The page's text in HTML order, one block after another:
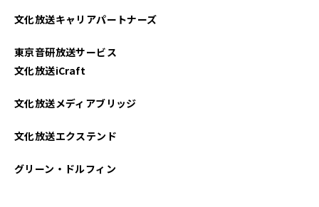
2023年03月
文化放送キャリアパートナーズ
東京音研放送サービス
文化放送iCraft
文化放送メディアブリッジ
文化放送エクステンド
グリーン・ドルフィン